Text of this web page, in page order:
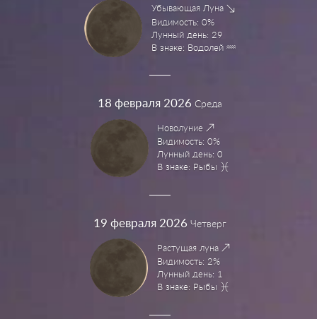
Убывающая Луна
Видимость: 0%
Лунный день: 29
В знаке: Водолей
18 февраля 2026 Среда
Новолуние
Видимость: 0%
Лунный день: 0
В знаке: Рыбы
19 февраля 2026 Четверг
Растущая луна
Видимость: 2%
Лунный день: 1
В знаке: Рыбы